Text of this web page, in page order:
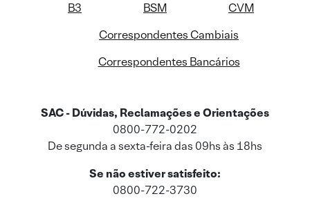
B3 BSM
CVM
Correspondentes Cambiais
Correspondentes Bancários
SAC - Dúvidas, Reclamações e Orientações
0800-772-0202
De segunda a sexta-feira das 09hs às 18hs
Se não estiver satisfeito:
0800-722-3730